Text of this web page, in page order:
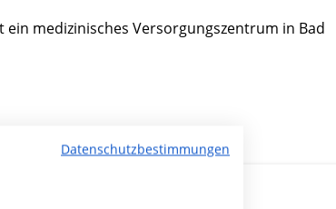
medizinisches Versorgungszentrum in Bad
Datenschutzbestimmungen